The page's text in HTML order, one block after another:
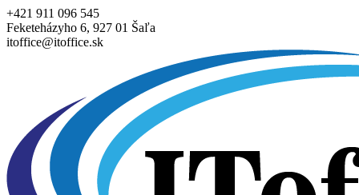
+421 911 096 545
Feketeházyho 6, 927 01 Šaľa
itoffice@itoffice.sk